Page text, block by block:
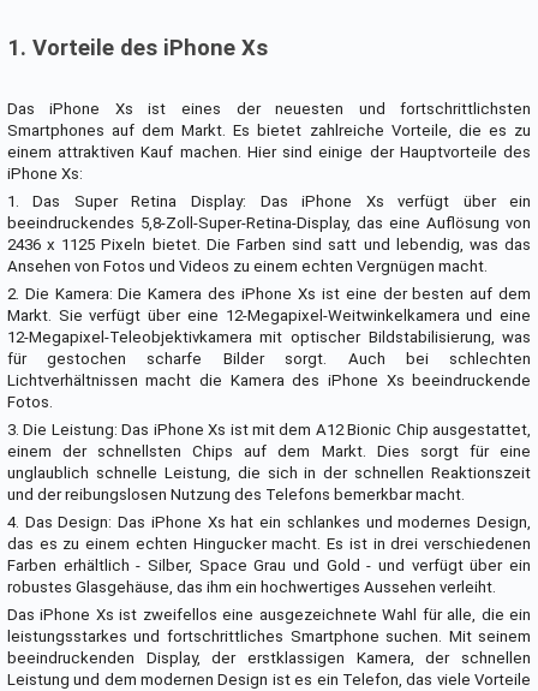
1. Vorteile des iPhone Xs
Das iPhone Xs ist eines der neuesten und fortschrittlichsten
Smartphones auf dem Markt. Es bietet zahlreiche Vorteile, die es zu
einem attraktiven Kauf machen. Hier sind einige der Hauptvorteile des
iPhone Xs:
1. Das Super Retina Display: Das iPhone Xs verfügt über ein
beeindruckendes 5,8-Zoll-Super-Retina-Display, das eine Auflösung von
2436 x 1125 Pixeln bietet. Die Farben sind satt und lebendig, was das
Ansehen von Fotos und Videos zu einem echten Vergnügen macht.
2. Die Kamera: Die Kamera des iPhone Xs ist eine der besten auf dem
Markt. Sie verfügt über eine 12-Megapixel-Weitwinkelkamera und eine
12-Megapixel-Teleobjektivkamera mit optischer Bildstabilisierung, was
für gestochen scharfe Bilder sorgt. Auch bei schlechten
Lichtverhältnissen macht die Kamera des iPhone Xs beeindruckende
Fotos.
3. Die Leistung: Das iPhone Xs ist mit dem A12 Bionic Chip ausgestattet,
einem der schnellsten Chips auf dem Markt. Dies sorgt für eine
unglaublich schnelle Leistung, die sich in der schnellen Reaktionszeit
und der reibungslosen Nutzung des Telefons bemerkbar macht.
4. Das Design: Das iPhone Xs hat ein schlankes und modernes Design,
das es zu einem echten Hingucker macht. Es ist in drei verschiedenen
Farben erhältlich - Silber, Space Grau und Gold - und verfügt über ein
robustes Glasgehäuse, das ihm ein hochwertiges Aussehen verleiht.
Das iPhone Xs ist zweifellos eine ausgezeichnete Wahl für alle, die ein
leistungsstarkes und fortschrittliches Smartphone suchen. Mit seinem
beeindruckenden Display, der erstklassigen Kamera, der schnellen
Leistung und dem modernen Design ist es ein Telefon, das viele Vorteile